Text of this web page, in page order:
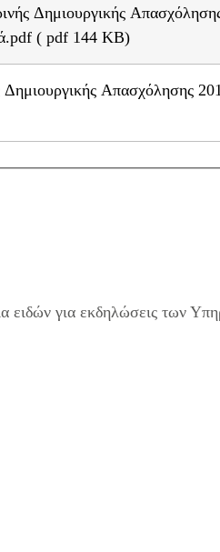
Ιλίου για 400 παιδιά.pdf ( pdf 144 KB)